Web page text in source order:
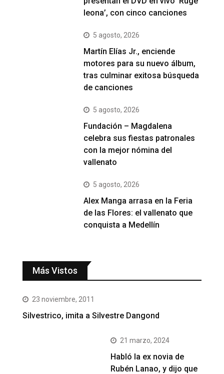
leona’, con cinco canciones
5 agosto, 2026
Martín Elías Jr., enciende
motores para su nuevo álbum,
tras culminar exitosa búsqueda
de canciones
5 agosto, 2026
Fundación – Magdalena
celebra sus fiestas patronales
con la mejor nómina del
vallenato
5 agosto, 2026
Alex Manga arrasa en la Feria
de las Flores: el vallenato que
conquista a Medellín
Más Vistos
23 noviembre, 2011
Silvestrico, imita a Silvestre Dangond
21 marzo, 2024
Habló la ex novia de
Rubén Lanao, y dijo que